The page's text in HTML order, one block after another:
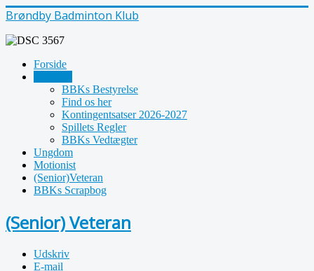
Brøndby Badminton Klub
Forside
BBKs Bestyrelse
Find os her
Kontingentsatser 2026-2027
Spillets Regler
BBKs Vedtægter
Ungdom
Motionist
(Senior)Veteran
BBKs Scrapbog
(Senior) Veteran
Udskriv
E-mail